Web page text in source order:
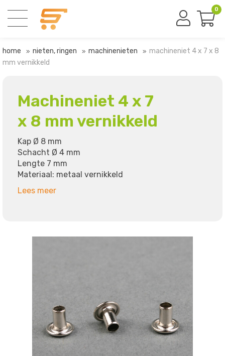
0
home nieten, ringen machinenieten
machineniet 4 x 7 x 8
mm vernikkeld
Machineniet 4 x 7
x 8 mm vernikkeld
Kap Ø 8 mm
Schacht Ø 4 mm
Lengte 7 mm
Materiaal: metaal vernikkeld
Lees meer